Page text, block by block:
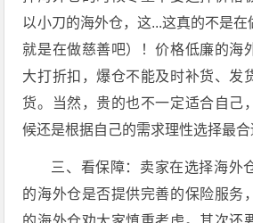
以小刀的海外仓，这...这真的不是
就是在做慈善吧）！价格低廉的海
大打折扣，爆仓不能及时补货、发
货。当然，贵的也不一定适合自己
候还是根据自己的需求理性选择最合
三、看保障：卖家在选择海外
的海外仓是否提供完善的保险服务